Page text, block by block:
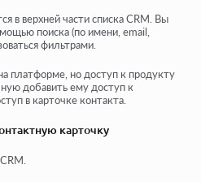
в верхней части списка CRM. Вы
поиска (по имени, email,
фильтрами.
платформе, но доступ к продукту
добавить ему доступ к
в карточке контакта.
карточку